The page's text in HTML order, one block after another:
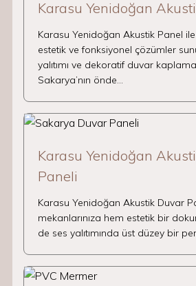
Karasu Yenidoğan
Karasu Yenidoğan Akustik Panel ile
estetik ve fonksiyonel çözümler
yalıtımı ve dekoratif duvar
Sakarya’nın önde…
Karasu Yenidoğan
Paneli
Karasu Yenidoğan Akustik Duvar
mekanlarınıza hem estetik bir
de ses yalıtımında üst düzey bir